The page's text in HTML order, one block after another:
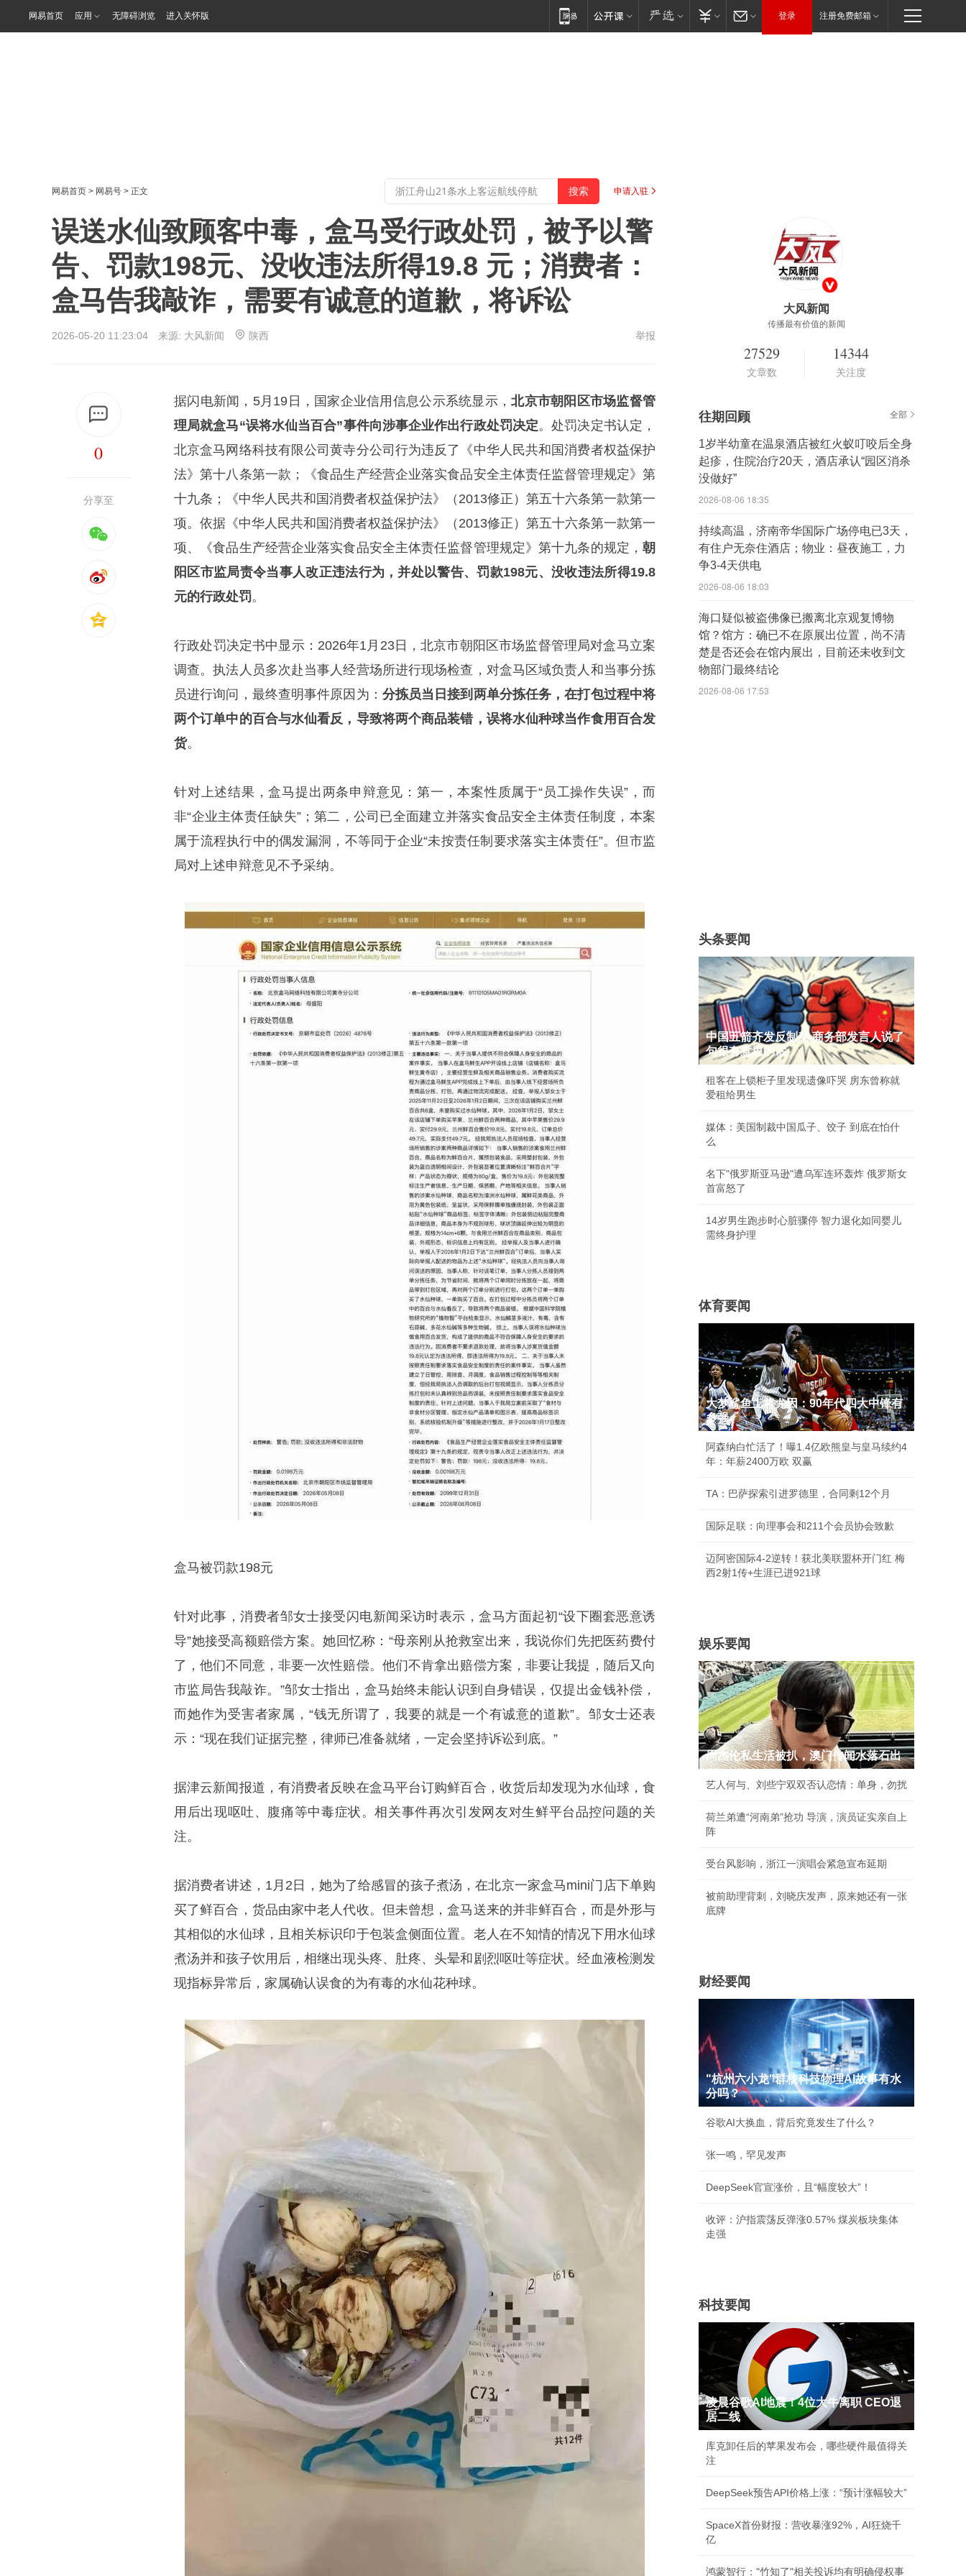
网易首页 应用 无障碍浏览 进入关怀版 登录 注册免费邮箱
网易首页 > 网易号 > 正文 申请入驻
误送水仙致顾客中毒，盒马受行政处罚，被予以警
告、罚款198元、没收违法所得19.8 元；消费者：
盒马告我敲诈，需要有诚意的道歉，将诉讼
2026-05-20 11:23:04 来源: 大风新闻 陕西 举报
0
分享至
据闪电新闻，5月19日，国家企业信用信息公示系统显示，北京市朝阳区市场监督管
理局就盒马“误将水仙当百合”事件向涉事企业作出行政处罚决定。处罚决定书认定，
北京盒马网络科技有限公司黄寺分公司行为违反了《中华人民共和国消费者权益保护
法》第十八条第一款；《食品生产经营企业落实食品安全主体责任监督管理规定》第
十九条；《中华人民共和国消费者权益保护法》（2013修正）第五十六条第一款第一
项。依据《中华人民共和国消费者权益保护法》（2013修正）第五十六条第一款第一
项、《食品生产经营企业落实食品安全主体责任监督管理规定》第十九条的规定， 朝
阳区市监局责令当事人改正违法行为，并处以警告、罚款198元、没收违法所得19.8
元的行政处罚。
行政处罚决定书中显示：2026年1月23日，北京市朝阳区市场监督管理局对盒马立案
调查。执法人员多次赴当事人经营场所进行现场检查，对盒马区域负责人和当事分拣
员进行询问，最终查明事件原因为： 分拣员当日接到两单分拣任务，在打包过程中将
两个订单中的百合与水仙看反，导致将两个商品装错，误将水仙种球当作食用百合发
货。
针对上述结果，盒马提出两条申辩意见：第一，本案性质属于“员工操作失误”，而
非“企业主体责任缺失”；第二，公司已全面建立并落实食品安全主体责任制度，本案
属于流程执行中的偶发漏洞，不等同于企业“未按责任制要求落实主体责任”。但市监
局对上述申辩意见不予采纳。
盒马被罚款198元
针对此事，消费者邹女士接受闪电新闻采访时表示，盒马方面起初“设下圈套恶意诱
导”她接受高额赔偿方案。她回忆称：“母亲刚从抢救室出来，我说你们先把医药费付
了，他们不同意，非要一次性赔偿。他们不肯拿出赔偿方案，非要让我提，随后又向
市监局告我敲诈。”邹女士指出，盒马始终未能认识到自身错误，仅提出金钱补偿，
而她作为受害者家属，“钱无所谓了，我要的就是一个有诚意的道歉”。邹女士还表
示：“现在我们证据完整，律师已准备就绪，一定会坚持诉讼到底。”
据津云新闻报道，有消费者反映在盒马平台订购鲜百合，收货后却发现为水仙球，食
用后出现呕吐、腹痛等中毒症状。相关事件再次引发网友对生鲜平台品控问题的关
注。
据消费者讲述，1月2日，她为了给感冒的孩子煮汤，在北京一家盒马mini门店下单购
买了鲜百合，货品由家中老人代收。但未曾想，盒马送来的并非鲜百合，而是外形与
其相似的水仙球，且相关标识印于包装盒侧面位置。老人在不知情的情况下用水仙球
煮汤并和孩子饮用后，相继出现头疼、肚疼、头晕和剧烈呕吐等症状。经血液检测发
现指标异常后，家属确认误食的为有毒的水仙花种球。
大风新闻
传播最有价值的新闻
27529
文章数
14344
关注度
往期回顾 全部
1岁半幼童在温泉酒店被红火蚁叮咬后全身
起疹，住院治疗20天，酒店承认“园区消杀
没做好”
2026-08-06 18:35
持续高温，济南帝华国际广场停电已3天，
有住户无奈住酒店；物业：昼夜施工，力
争3-4天供电
2026-08-06 18:03
海口疑似被盗佛像已搬离北京观复博物
馆？馆方：确已不在原展出位置，尚不清
楚是否还会在馆内展出，目前还未收到文
物部门最终结论
2026-08-06 17:53
头条要闻
中国五箭齐发反制美 商务部发言人说了
句很有意思的话
租客在上锁柜子里发现遗像吓哭 房东曾称就
爱租给男生
媒体：美国制裁中国瓜子、饺子 到底在怕什
么
名下"俄罗斯亚马逊"遭乌军连环轰炸 俄罗斯女
首富怒了
14岁男生跑步时心脏骤停 智力退化如同婴儿
需终身护理
体育要闻
大梦鲨鱼上将尤因：90年代四大中锋有
多强
阿森纳白忙活了！曝1.4亿欧熊皇与皇马续约4
年：年薪2400万欧 双赢
TA：巴萨探索引进罗德里，合同剩12个月
国际足联：向理事会和211个会员协会致歉
迈阿密国际4-2逆转！获北美联盟杯开门红 梅
西2射1传+生涯已进921球
娱乐要闻
周杰伦私生活被扒，澳门传闻水落石出
艺人何与、刘些宁双双否认恋情：单身，勿扰
荷兰弟遭“河南弟”抢功 导演，演员证实亲自上
阵
受台风影响，浙江一演唱会紧急宣布延期
被前助理背刺，刘晓庆发声，原来她还有一张
底牌
财经要闻
"杭州六小龙"群核科技物理AI故事有水
分吗？
谷歌AI大换血，背后究竟发生了什么？
张一鸣，罕见发声
DeepSeek官宣涨价，且“幅度较大”！
收评：沪指震荡反弹涨0.57% 煤炭板块集体
走强
科技要闻
凌晨谷歌AI地震！4位大牛离职 CEO退
居二线
库克卸任后的苹果发布会，哪些硬件最值得关
注
DeepSeek预告API价格上涨：“预计涨幅较大”
SpaceX首份财报：营收暴涨92%，AI狂烧千
亿
鸿蒙智行："竹知了"相关投诉均有明确侵权事